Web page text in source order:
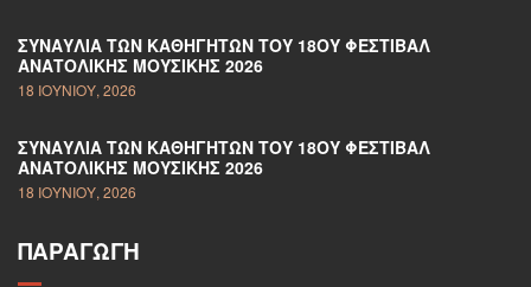
ΣΥΝΑΥΛΊΑ ΤΩΝ ΚΑΘΗΓΗΤΏΝ ΤΟΥ 18ΟΥ ΦΕΣΤΙΒΆΛ
ΑΝΑΤΟΛΙΚΉΣ ΜΟΥΣΙΚΉΣ 2026
18 ΙΟΥΝΊΟΥ, 2026
ΣΥΝΑΥΛΊΑ ΤΩΝ ΚΑΘΗΓΗΤΏΝ ΤΟΥ 18ΟΥ ΦΕΣΤΙΒΆΛ
ΑΝΑΤΟΛΙΚΉΣ ΜΟΥΣΙΚΉΣ 2026
18 ΙΟΥΝΊΟΥ, 2026
ΠΑΡΑΓΩΓΉ